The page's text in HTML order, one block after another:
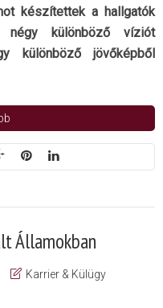
készítettek a hallgatók
négy különböző víziót
különböző jövőképből
Államokban
Karrier & Külügy